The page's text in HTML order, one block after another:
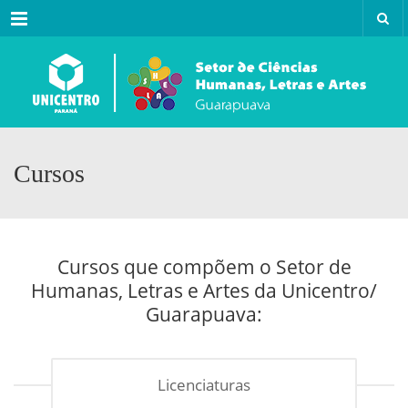
Menu
Cursos
Cursos que compõem o Setor de
Humanas, Letras e Artes da Unicentro/
Guarapuava:
Licenciaturas